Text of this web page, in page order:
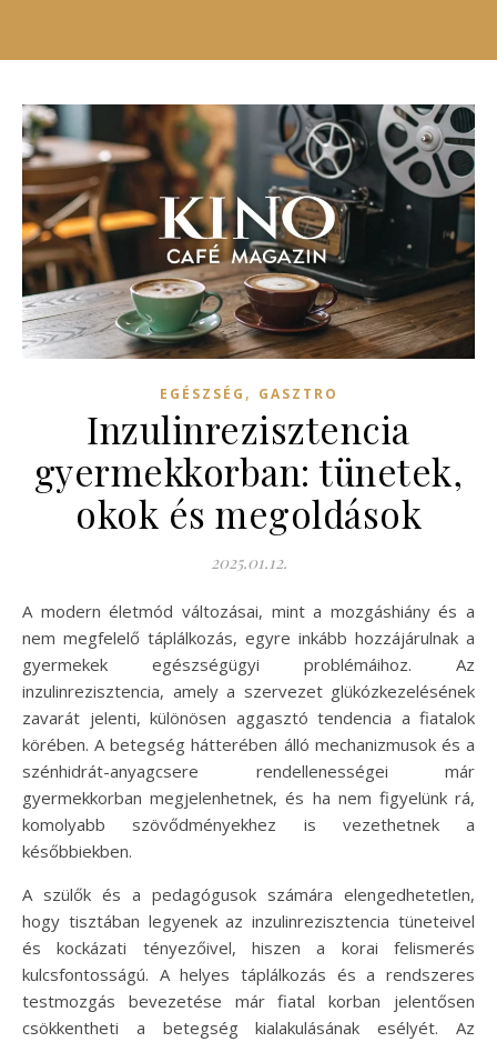
EGÉSZSÉG , GASZTRO
Inzulinrezisztencia
gyermekkorban: tünetek,
okok és megoldások
2025.01.12.
A modern életmód változásai, mint a mozgáshiány és a
nem megfelelő táplálkozás, egyre inkább hozzájárulnak a
gyermekek egészségügyi problémáihoz. Az
inzulinrezisztencia, amely a szervezet glükózkezelésének
zavarát jelenti, különösen aggasztó tendencia a fiatalok
körében. A betegség hátterében álló mechanizmusok és a
szénhidrát-anyagcsere rendellenességei már
gyermekkorban megjelenhetnek, és ha nem figyelünk rá,
komolyabb szövődményekhez is vezethetnek a
későbbiekben.
A szülők és a pedagógusok számára elengedhetetlen,
hogy tisztában legyenek az inzulinrezisztencia tüneteivel
és kockázati tényezőivel, hiszen a korai felismerés
kulcsfontosságú. A helyes táplálkozás és a rendszeres
testmozgás bevezetése már fiatal korban jelentősen
csökkentheti a betegség kialakulásának esélyét. Az